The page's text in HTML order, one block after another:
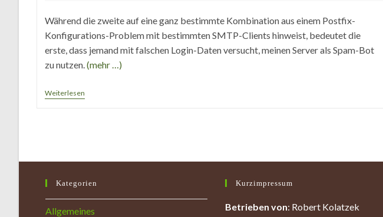
Während die zweite auf eine ganz bestimmte Kombination aus einem Postfix-
Konfigurations-Problem mit bestimmten SMTP-Clients hinweist, bedeutet die
erste, dass jemand mit falschen Login-Daten versucht, meinen Server als Spam-Bot
zu nutzen.(mehr …)
WeiterlesenMehr
Server-
Kategorien
Allgemeines
Kurzimpressum
Betrieben von: Robert Kolatzek